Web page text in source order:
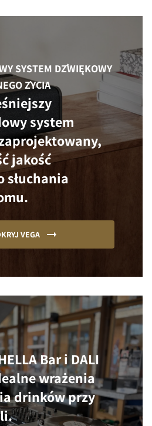
SYSTEM DŹWIĘKOWY
ŻYCIA
system
jakość
słuchania
VEGA
Bar i DALI
wrażenia
drinków przy